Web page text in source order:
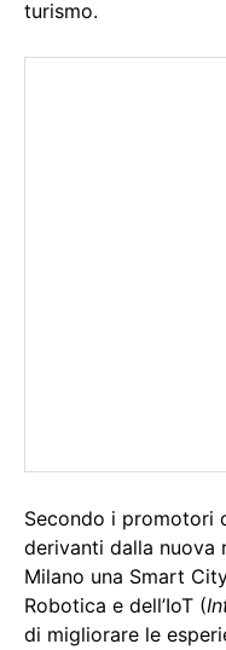
turismo.
Secondo i promotori
derivanti dalla nuova
Milano una Smart
Robotica e dell’IoT (
di migliorare le